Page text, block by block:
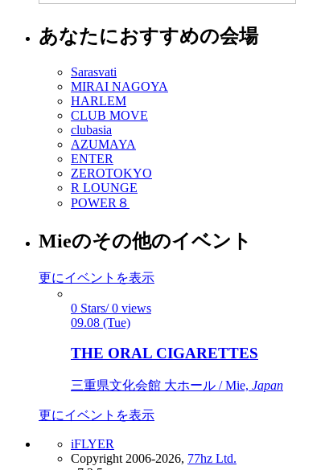
あなたにおすすめの会場
Sarasvati
MIRAI NAGOYA
HARLEM
CLUB MOVE
clubasia
AZUMAYA
ENTER
ZEROTOKYO
R LOUNGE
POWER８
Mieのその他のイベント
更にイベントを表示
0 Stars/ 0 views
09.08 (Tue)
THE ORAL CIGARETTES
三重県文化会館 大ホール / Mie, Japan
更にイベントを表示
iFLYER
Copyright 2006-2026, 77hz Ltd.